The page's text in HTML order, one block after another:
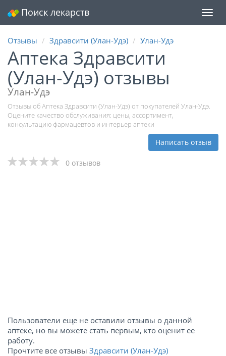
Поиск лекарств
Отзывы Здравсити (Улан-Удэ) Улан-Удэ
Аптека Здравсити
(Улан-Удэ) отзывы
Улан-Удэ
Отзывы об Аптека Здравсити (Улан-Удэ) от покупателей Улан-Удэ.
Оцените качество обслуживания: цены, ассортимент,
консультацию фармацевтов и интерьер аптеки
Написать отзыв
0 отзывов
Пользователи еще не оставили отзывы о данной
аптеке, но вы можете стать первым, кто оценит ее
работу.
Прочтите все отзывы Здравсити (Улан-Удэ)